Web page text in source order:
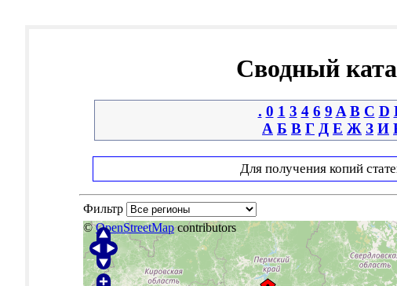
Сводный
. 0 1 3 4 6 9 A B C D
А Б В Г Д Е Ж З И
Для получения копий
Фильтр
©OpenStreetMapcontributors